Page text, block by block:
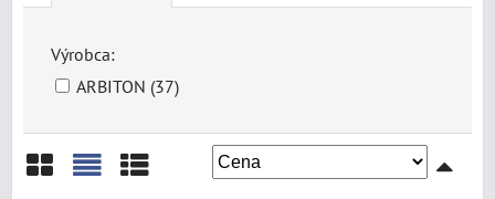
Výrobca:
ARBITON (37)